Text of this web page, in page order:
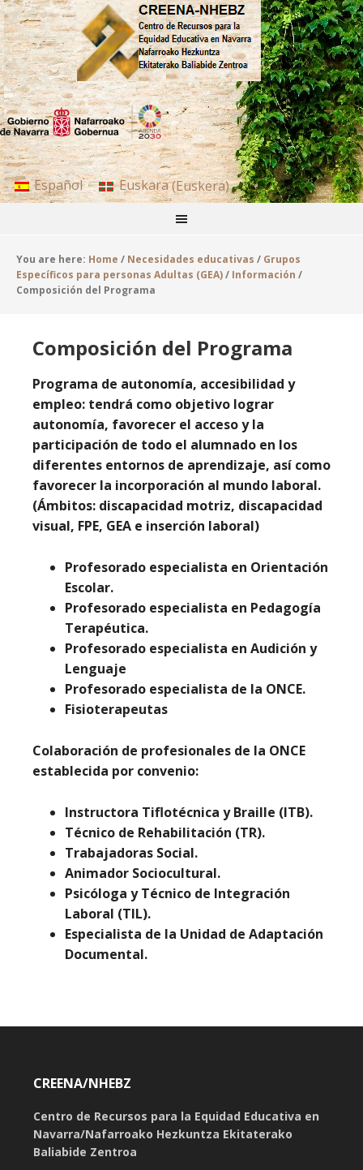
Español Euskara(Euskera)
You are here: Home / Necesidades educativas / Grupos
Específicos para personas Adultas (GEA)/ Información /
Composición del Programa
Composición del Programa
Programa de autonomía, accesibilidad y
empleo: tendrá como objetivo lograr
autonomía, favorecer el acceso y la
participación de todo el alumnado en los
diferentes entornos de aprendizaje, así como
favorecer la incorporación al mundo laboral.
(Ámbitos: discapacidad motriz, discapacidad
visual, FPE, GEA e inserción laboral)
Profesorado especialista en Orientación
Escolar.
Profesorado especialista en Pedagogía
Terapéutica.
Profesorado especialista en Audición y
Lenguaje
Profesorado especialista de la ONCE.
Fisioterapeutas
Colaboración de profesionales de la ONCE
establecida por convenio:
Instructora Tiflotécnica y Braille (ITB).
Técnico de Rehabilitación (TR).
Trabajadoras Social.
Animador Sociocultural.
Psicóloga y Técnico de Integración
Laboral (TIL).
Especialista de la Unidad de Adaptación
Documental.
CREENA/NHEBZ
Centro de Recursos para la Equidad Educativa en
Navarra/Nafarroako Hezkuntza Ekitaterako
Baliabide Zentroa